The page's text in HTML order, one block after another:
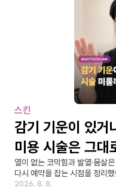
스킨
감기 기운이 있거
미용 시술은 그대
열이 없는 코막힘과 발열·몸살
다시 예약을 잡는 시점을 정리
2026. 8. 8.